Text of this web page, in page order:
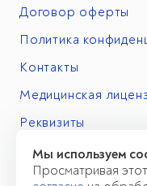
Договор оферты
Политика
Контакты
Медицинская
Реквизиты
Мы используем
Просматривая